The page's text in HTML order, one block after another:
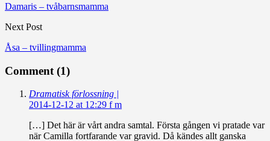
Damaris – tvåbarnsmamma
Next Post
Åsa – tvillingmamma
Comment (1)
Dramatisk förlossning |
2014-12-12 at 12:29 f m
[…] Det här är vårt andra samtal. Första gången vi pratade var
när Camilla fortfarande var gravid. Då kändes allt ganska